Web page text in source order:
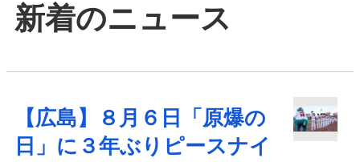
新着のニュース
【広島】８月６日「原爆の
日」に３年ぶりピースナイ